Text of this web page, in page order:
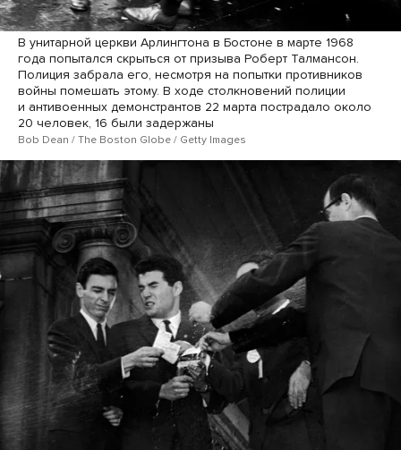
В унитарной церкви Арлингтона в Бостоне в марте 1968
года попытался скрыться от призыва Роберт Талмансон.
Полиция забрала его, несмотря на попытки противников
войны помешать этому. В ходе столкновений полиции
и антивоенных демонстрантов 22 марта пострадало около
20 человек, 16 были задержаны
Bob Dean / The Boston Globe / Getty Images